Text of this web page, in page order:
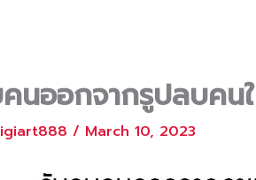
นออกจากรูปลบคน
/ March 10, 2023